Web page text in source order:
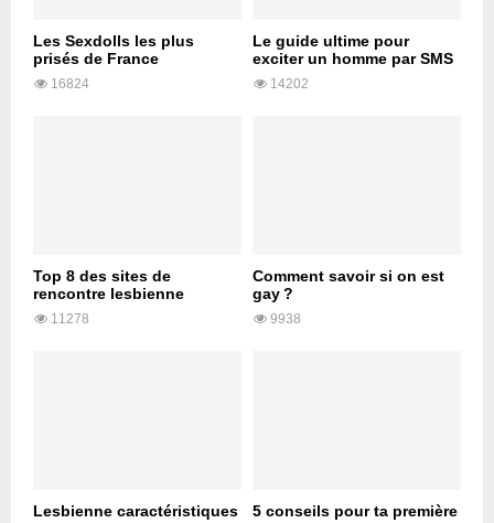
Les Sexdolls les plus
prisés de France
16824
Le guide ultime pour
exciter un homme par SMS
14202
Top 8 des sites de
rencontre lesbienne
11278
Comment savoir si on est
gay ?
9938
Lesbienne caractéristiques
5 conseils pour ta première